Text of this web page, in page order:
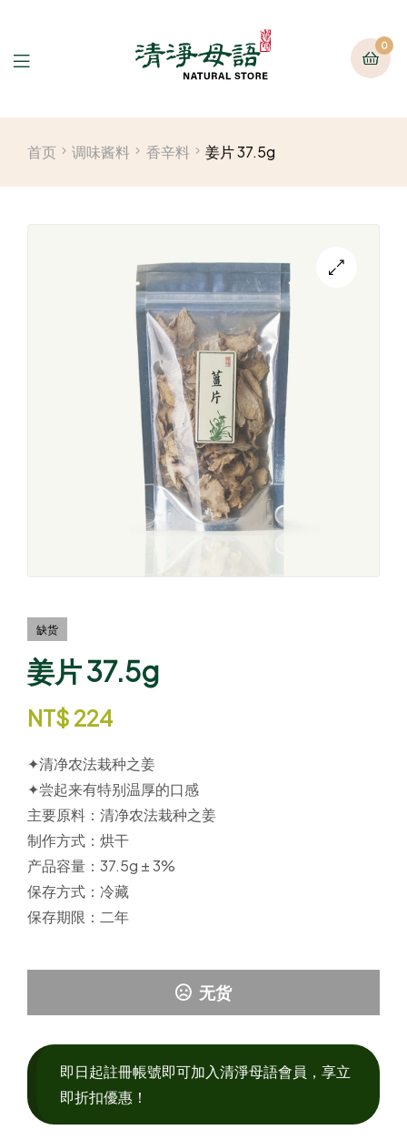
0
首页 调味酱料 香辛料 姜片 37.5g
缺货
姜片 37.5g
NT$ 224
✦清净农法栽种之姜
✦尝起来有特别温厚的口感
主要原料： 清净农法栽种之姜
制作方式： 烘干
产品容量： 37.5g ± 3%
保存方式： 冷藏
保存期限： 二年
无货
即日起註冊帳號即可加入清淨母語會員，享立
即折扣優惠！